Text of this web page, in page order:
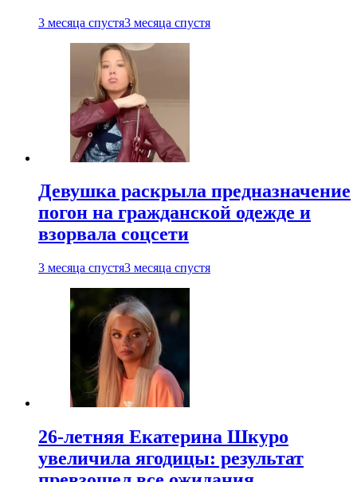
3 месяца спустя3 месяца спустя
Девушка раскрыла предназначение
погон на гражданской одежде и
взорвала соцсети
3 месяца спустя3 месяца спустя
26-летняя Екатерина Шкуро
увеличила ягодицы: результат